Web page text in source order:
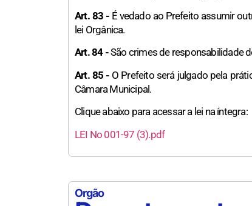
Art. 83 -É vedado ao Prefeito assumir
lei Orgânica.
Art. 84 -São crimes de responsabilidade
Art. 85 - O Prefeito será julgado pela
Câmara Municipal.
Clique abaixo para acessar a lei na íntegra:
LEI No 001-97 (3).pdf
Orgão